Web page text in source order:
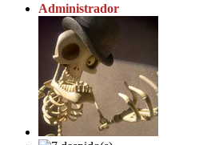
Administrador